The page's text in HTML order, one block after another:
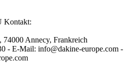
Kontakt:
74000 Annecy, Frankreich
- E-Mail: info@dakine-europe.com -